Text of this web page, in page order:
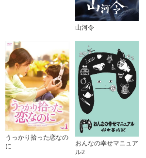
山河令
うっかり拾った恋なの
に
おんなの幸せマニュア
ル2